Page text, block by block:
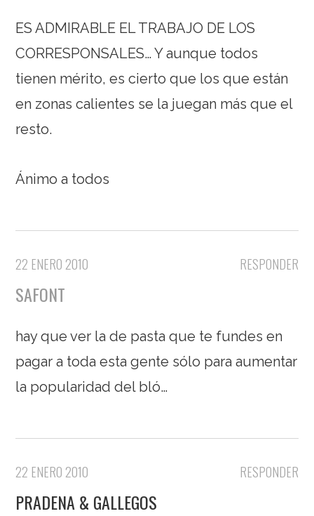
ES ADMIRABLE EL TRABAJO DE LOS
CORRESPONSALES… Y aunque todos
tienen mérito, es cierto que los que están
en zonas calientes se la juegan más que el
resto.
Ánimo a todos
RESPONDER
22 ENERO 2010
SAFONT
hay que ver la de pasta que te fundes en
pagar a toda esta gente sólo para aumentar
la popularidad del bló…
RESPONDER
22 ENERO 2010
PRADENA & GALLEGOS